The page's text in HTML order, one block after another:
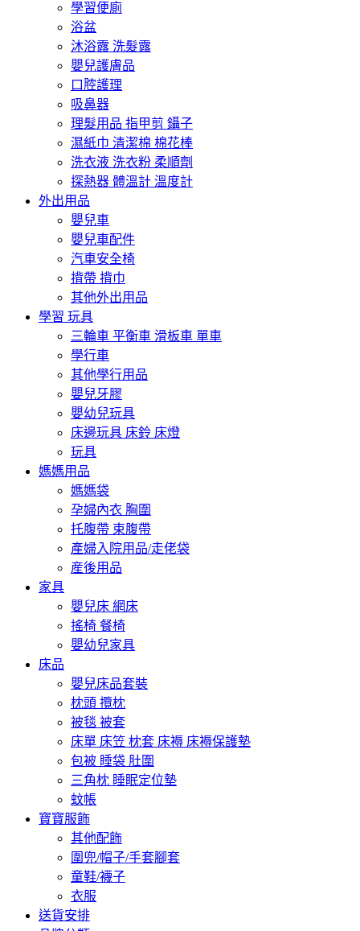
學習便廁
浴盆
沐浴露 洗髮露
嬰兒護膚品
口腔護理
吸鼻器
理髮用品 指甲剪 鑷子
濕紙巾 清潔棉 棉花棒
洗衣液 洗衣粉 柔順劑
探熱器 體溫計 溫度計
外出用品
嬰兒車
嬰兒車配件
汽車安全椅
揹帶 揹巾
其他外出用品
學習 玩具
三輪車 平衡車 滑板車 單車
學行車
其他學行用品
嬰兒牙膠
嬰幼兒玩具
床邊玩具 床鈴 床燈
玩具
媽媽用品
媽媽袋
孕婦內衣 胸圍
托腹帶 束腹帶
產婦入院用品/走佬袋
産後用品
家具
嬰兒床 網床
搖椅 餐椅
嬰幼兒家具
床品
嬰兒床品套裝
枕頭 攬枕
被毯 被套
床單 床笠 枕套 床褥 床褥保護墊
包被 睡袋 肚圍
三角枕 睡眠定位墊
蚊帳
寶寶服飾
其他配飾
圍兜/帽子/手套腳套
童鞋/襪子
衣服
送貨安排